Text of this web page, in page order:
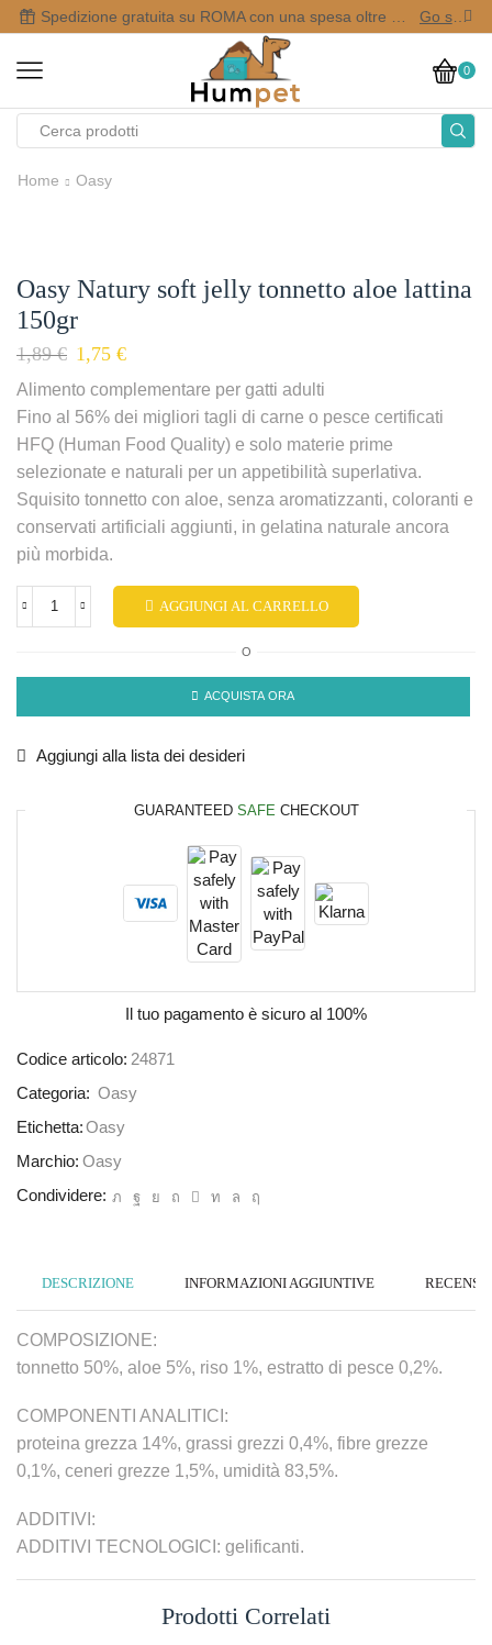
Go shop
0
Home Oasy
Oasy Natury soft jelly tonnetto aloe lattina
150gr
1,89€ 1,75 €
Alimento complementare per gatti adulti
Fino al 56% dei migliori tagli di carne o pesce certificati
HFQ (Human Food Quality) e solo materie prime
selezionate e naturali per un appetibilità superlativa.
Squisito tonnetto con aloe, senza aromatizzanti, coloranti e
conservati artificiali aggiunti, in gelatina naturale ancora
più morbida.
AGGIUNGI AL CARRELLO
O
ACQUISTA ORA
Aggiungi alla lista dei desideri
GUARANTEED SAFE CHECKOUT
Il tuo pagamento è sicuro al 100%
Codice articolo: 24871
Categoria: Oasy
Etichetta:Oasy
Marchio: Oasy
Condividere:
DESCRIZIONE INFORMAZIONI AGGIUNTIVE
COMPOSIZIONE:
tonnetto 50%, aloe 5%, riso 1%, estratto di pesce 0,2%.
COMPONENTI ANALITICI:
proteina grezza 14%, grassi grezzi 0,4%, fibre grezze
0,1%, ceneri grezze 1,5%, umidità 83,5%.
ADDITIVI:
ADDITIVI TECNOLOGICI: gelificanti.
Prodotti Correlati